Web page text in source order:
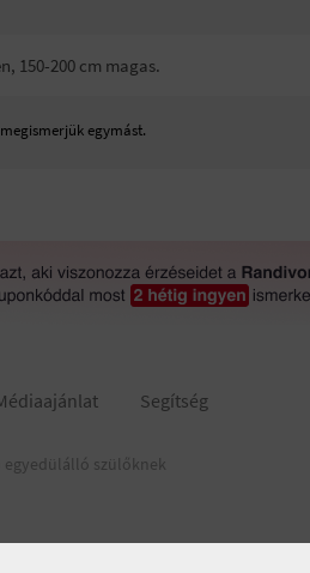
150-200 cm magas.
egymást.
Segítség
egyedülálló szülőknek